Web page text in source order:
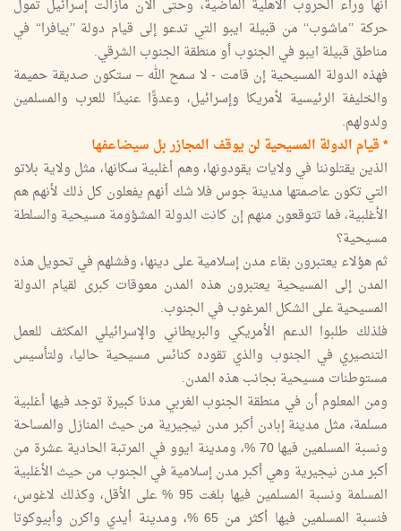
أنها وراء الحروب الأهلية الماضية، وحتى الآن مازالت إسرائيل تمول
حركة ’’ماشوب‘‘ من قبيلة ايبو التي تدعو إلى قيام دولة ’’بيافرا‘‘ في
مناطق قبيلة ايبو في الجنوب أو منطقة الجنوب الشرقي.
فهذه الدولة المسيحية إن قامت - لا سمح الله – ستكون صديقة حميمة
والخليفة الرئيسية لأمريكا وإسرائيل، وعدوًّا عنيدًا للعرب والمسلمين
ولدولهم.
* قيام الدولة المسيحية لن يوقف المجازر بل سيضاعفها
الذين يقتلوننا في ولايات يقودونها، وهم أغلبية سكانها، مثل ولاية بلاتو
التي تكون عاصمتها مدينة جوس فلا شك أنهم يفعلون كل ذلك لأنهم هم
الأغلبية، فما تتوقعون منهم إن كانت الدولة المشؤومة مسيحية والسلطة
مسيحية؟
ثم هؤلاء يعتبرون بقاء مدن إسلامية على دينها، وفشلهم في تحويل هذه
المدن إلى المسيحية يعتبرون هذه المدن معوقات كبرى لقيام الدولة
المسيحية على الشكل المرغوب في الجنوب.
فلذلك طلبوا الدعم الأمريكي والبريطاني والإسرائيلي المكثف للعمل
التنصيري في الجنوب والذي تقوده كنائس مسيحية حاليا، ولتأسيس
مستوطنات مسيحية بجانب هذه المدن.
ومن المعلوم أن في منطقة الجنوب الغربي مدنا كبيرة توجد فيها أغلبية
مسلمة، مثل مدينة إبادن أكبر مدن نيجيرية من حيث المنازل والمساحة
ونسبة المسلمين فيها 70 %، ومدينة ايوو في المرتبة الحادية عشرة من
أكبر مدن نيجيرية وهي أكبر مدن إسلامية في الجنوب من حيث الأغلبية
المسلمة ونسبة المسلمين فيها بلغت 95 % على الأقل، وكذلك لاغوس،
فنسبة المسلمين فيها أكثر من 65 %، ومدينة أيدي واكرن وأبيوكوتا